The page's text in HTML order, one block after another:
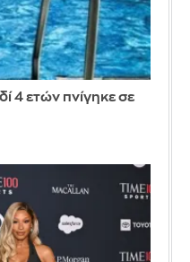
4 ετών πνίγηκε σε